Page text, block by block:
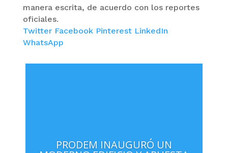
manera escrita, de acuerdo con los reportes
oficiales.
Twitter Facebook Pinterest LinkedIn
WhatsApp
PRODEM INAUGURÓ UN